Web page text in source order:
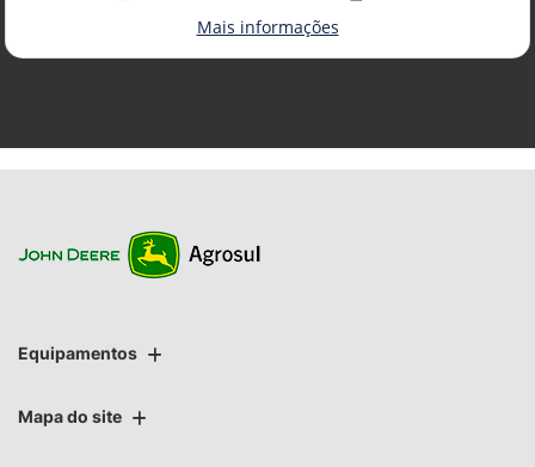
Mais informações
Equipamentos
Mapa do site